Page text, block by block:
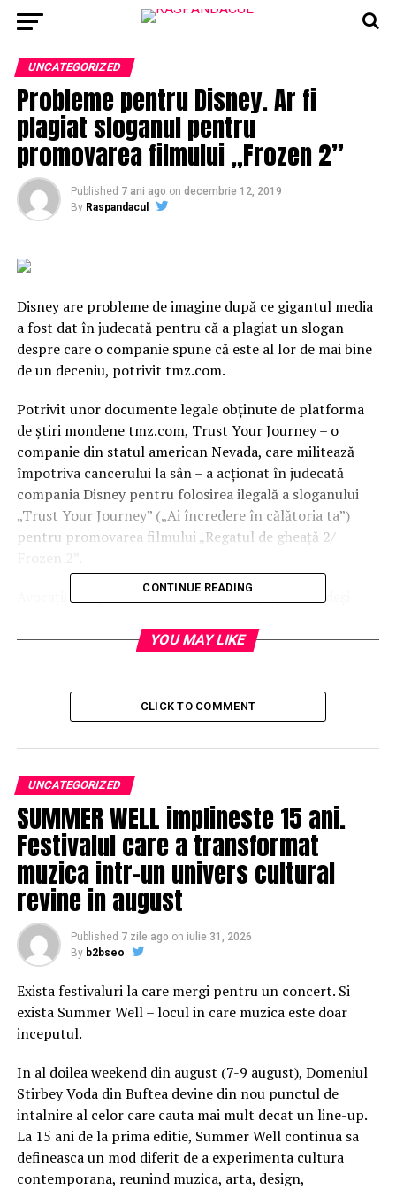
UNCATEGORIZED
Probleme pentru Disney. Ar fi
plagiat sloganul pentru
promovarea filmului „Frozen 2”
Published 7 ani ago on decembrie 12, 2019
By Raspandacul
Disney are probleme de imagine după ce gigantul media
a fost dat în judecată pentru că a plagiat un slogan
despre care o companie spune că este al lor de mai bine
de un deceniu, potrivit tmz.com.
Potrivit unor documente legale obţinute de platforma
de ştiri mondene tmz.com, Trust Your Journey – o
companie din statul american Nevada, care militează
împotriva cancerului la sân – a acţionat în judecată
compania Disney pentru folosirea ilegală a sloganului
„Trust Your Journey” („Ai încredere în călătoria ta”)
pentru promovarea filmului „Regatul de gheaţă 2/
Avocaţii companiei Trust Your Journey spun că, deşi
pentru film, aceştia nu au achiziţionat şi preluarea
mai spun că Disney a obţinut deja peste 4 milioane de
dolari din vânzarea acestora.
Disney Animation Studios şi lansat de Walt Disney
Pictures. Filmul este din basmul „Crăiasa Zăpezii”, de
Hans Christian Andersen.
Filmul spune povestea unei prinţese neînfricate, care
porneşte într-o călătorie alături de renii săi fideli şi de
un om de zăpadă naiv pentru a-şi găsi sora, ale cărei
puteri magice au blocat regatul într-o iarnă veşnică.
„Frozen 2” a obţinut deja încasări de peste 900 de
milioane de dolari în întreaga lume de la lansare, în
urmă cu trei săptămâni. 87% din suma investită în
realizarea filmului a fost recuperată încă din primul
Pentru cele mai importante ştiri ale zilei, transmise
în timp real şi prezentate echidistant, daţi LIKE
paginii noastre de Facebook!
Dacă ţi-a plăcut articolul, urmăreşte MEDIAFAX.RO pe
CONTINUE READING
YOU MAY LIKE
CLICK TO COMMENT
UNCATEGORIZED
SUMMER WELL implineste 15 ani.
Festivalul care a transformat
muzica intr-un univers cultural
revine in august
Published 7 zile ago on iulie 31, 2026
By b2bseo
Exista festivaluri la care mergi pentru un concert. Si
exista Summer Well – locul in care muzica este doar
inceputul.
In al doilea weekend din august (7-9 august), Domeniul
Stirbey Voda din Buftea devine din nou punctul de
intalnire al celor care cauta mai mult decat un line-up.
La 15 ani de la prima editie, Summer Well continua sa
defineasca un mod diferit de a experimenta cultura
contemporana, reunind muzica, arta, design,